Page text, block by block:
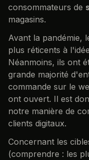
consommateurs de
magasins.
Avant la pandémie,
plus réticents à
Néanmoins, ils ont
grande majorité
commande sur le
ont ouvert. Il est
notre manière de
clients digitaux.
Concernant les
(comprendre : les